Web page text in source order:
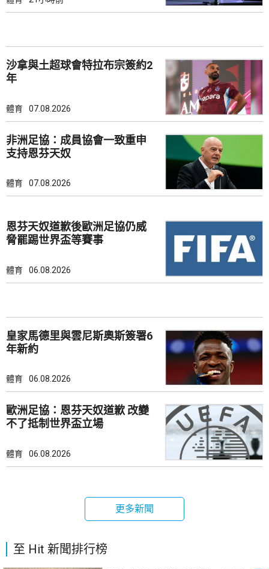
沙拿與土超球會特拉布宗簽約2
年
體育 07.08.2026
非洲足協：成員協會一致重申
支持恩芬天奴
體育 07.08.2026
恩芬天奴道歉後歐洲足協仍威
脅罷踢世界盃等賽事
體育 06.08.2026
皇家馬德里與雲尼斯奧斯簽署6
年新約
體育 06.08.2026
歐洲足協：恩芬天奴道歉 改變
不了抵制世界盃立場
體育 06.08.2026
更多新聞
至 Hit 新聞排行榜